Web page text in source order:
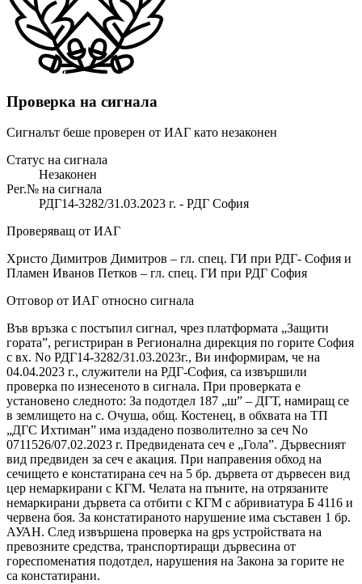
Проверка на сигнала
Сигналът беше проверен от ИАГ като незаконен
Статус на сигнала
Незаконен
Рег.№ на сигнала
РДГ14-3282/31.03.2023 г. - РДГ София
Проверяващ от ИАГ
Христо Димитров Димитров – гл. спец. ГИ при РДГ- София и
Пламен Иванов Петков – гл. спец. ГИ при РДГ София
Отговор от ИАГ относно сигнала
Във връзка с постъпил сигнал, чрез платформата „Защити
гората”, регистриран в Регионална дирекция по горите София
с вх. No РДГ14-3282/31.03.2023г., Ви информирам, че на
04.04.2023 г., служители на РДГ-София, са извършили
проверка по изнесеното в сигнала. При проверката е
установено следното: За подотдел 187 „ш” – ДГТ, намиращ се
в землището на с. Очуша, общ. Костенец, в обхвата на ТП
„ДГС Ихтиман” има издадено позволително за сеч No
0711526/07.02.2023 г. Предвидената сеч е „Гола”. Дървесният
вид предвиден за сеч е акация. При направения обход на
сечището е констатирана сеч на 5 бр. дървета от дървесен вид
цер немаркирани с КГМ. Челата на пъните, на отрязаните
немаркирани дървета са отбити с КГМ с абривиатура Б 4116 и
червена боя. За констатираното нарушение има съставен 1 бр.
АУАН. След извършена проверка на gps устройствата на
превозните средства, транспортиращи дървесина от
гореспоменатия подотдел, нарушения на Закона за горите не
са констатирани.